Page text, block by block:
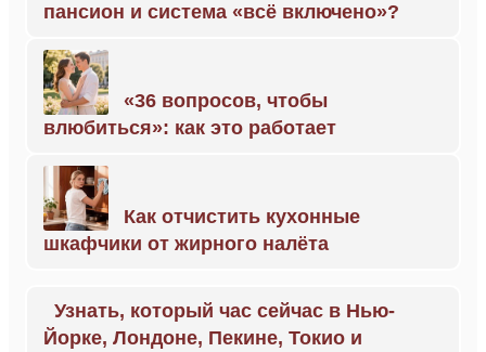
пансион и система «всё включено»?
«36 вопросов, чтобы
влюбиться»: как это работает
Как отчистить кухонные
шкафчики от жирного налёта
Узнать, который час сейчас в Нью-
Йорке, Лондоне, Пекине, Токио и